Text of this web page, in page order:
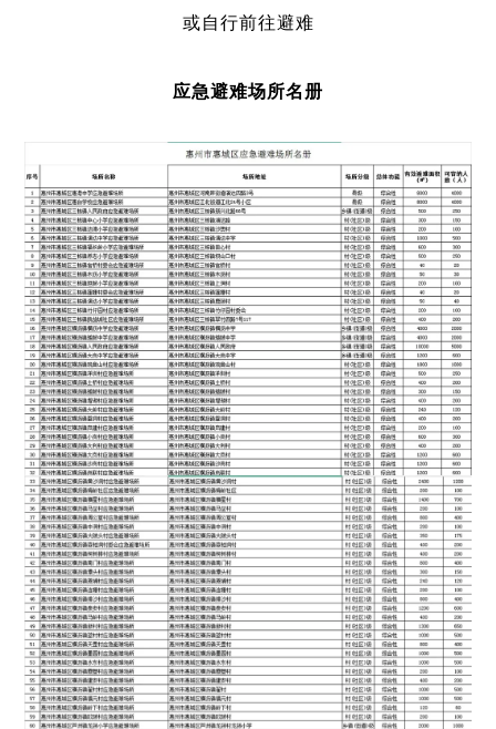
或自行前往避难
应急避难场所名册